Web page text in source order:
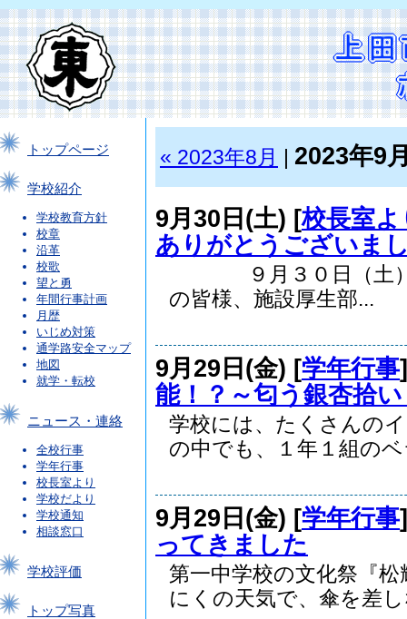
トップページ
学校紹介
学校教育方針
校章
沿革
校歌
望と勇
年間行事計画
月歴
いじめ対策
通学路安全マップ
地図
就学・転校
ニュース・連絡
全校行事
学年行事
校長室より
学校だより
学校通知
相談窓口
学校評価
トップ写真
« 2023年8月 2023年9
9月30日(土) [校長室よ
ありがとうございま
９月３０日（土）は
の皆様、施設厚生部...
9月29日(金) [学年行事
能！？～匂う銀杏拾
学校には、たくさんの
の中でも、１年１組の
9月29日(金) [学年行事
ってきました
第一中学校の文化祭『
にくの天気で、傘を差